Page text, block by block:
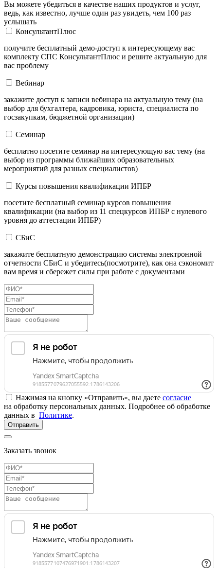
Вы можете убедиться в качестве наших продуктов и услуг,
ведь, как известно, лучше один раз увидеть, чем 100 раз
услышать
КонсультантПлюс
получите бесплатный демо-доступ к интересующему вас
комплекту СПС КонсультантПлюс и решите актуальную для
вас проблему
Вебинар
закажите доступ к записи вебинара на актуальную тему (на
выбор для бухгалтера, кадровика, юриста, специалиста по
госзакупкам, бюджетной организации)
Семинар
бесплатно посетите семинар на интересующую вас тему (на
выбор из программы ближайших образовательных
мероприятий для разных специалистов)
Курсы повышения квалификации ИПБР
посетите бесплатный семинар курсов повышения
квалификации (на выбор из 11 спецкурсов ИПБР с нулевого
уровня до аттестации ИПБР)
СБиС
закажите бесплатную демонстрацию системы электронной
отчетности СБиС и убедитесь(посмотрите), как она сэкономит
вам время и сбережет силы при работе с документами
Нажимая на кнопку «Отправить», вы даете согласие
на обработку персональных данных. Подробнее об обработке
данных в Политике.
Отправить
Заказать звонок